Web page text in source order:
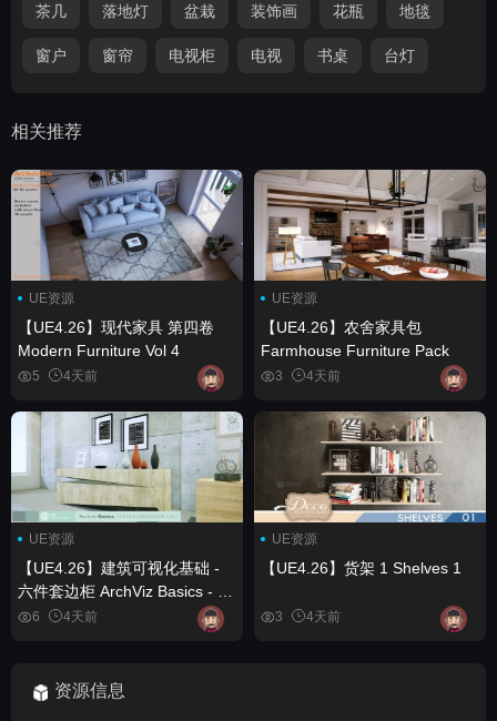
茶几 落地灯 盆栽 装饰画 花瓶 地毯
窗户 窗帘 电视柜 电视 书桌 台灯
相关推荐
UE资源
【UE4.26】现代家具 第四卷
Modern Furniture Vol 4
5 4天前
UE资源
【UE4.26】农舍家具包
Farmhouse Furniture Pack
3 4天前
UE资源
【UE4.26】建筑可视化基础 -
六件套边柜 ArchViz Basics - 6
Pack Sideboards
6 4天前
UE资源
【UE4.26】货架 1 Shelves 1
3 4天前
资源信息